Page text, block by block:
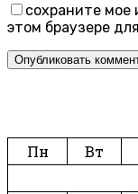
сохраните мое
этом браузере
Пн
Вт